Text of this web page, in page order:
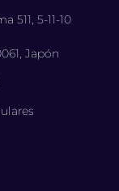
511, 5-11-10
Japón